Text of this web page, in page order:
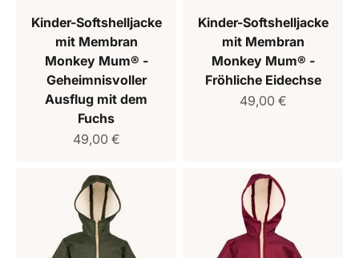
Kinder-Softshelljacke
mit Membran
Monkey Mum® -
Geheimnisvoller
Ausflug mit dem
Fuchs
Verkaufspreis
49,00 €
Kinder-Softshelljacke
mit Membran
Monkey Mum® -
Fröhliche Eidechse
Verkaufspreis
49,00 €